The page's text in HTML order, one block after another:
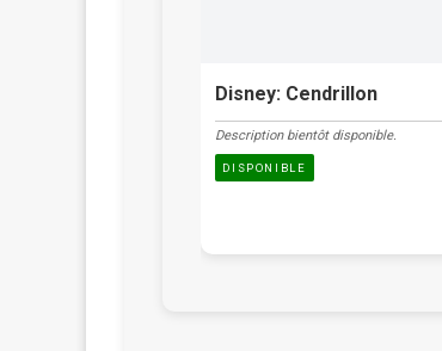
Disney: Cendrillon
Description bientôt disponible.
DISPONIBLE